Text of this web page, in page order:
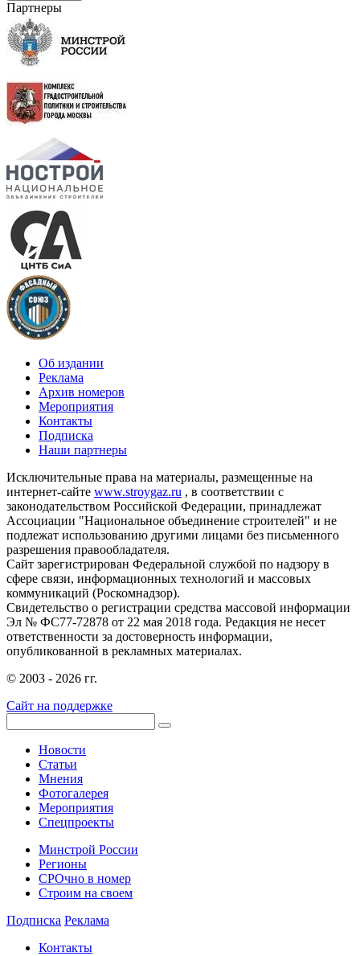
Партнеры
Об издании
Реклама
Архив номеров
Мероприятия
Контакты
Подписка
Наши партнеры
Исключительные права на материалы, размещенные на
интернет-сайте www.stroygaz.ru , в соответствии с
законодательством Российской Федерации, принадлежат
Ассоциации "Национальное объединение строителей" и не
подлежат использованию другими лицами без письменного
разрешения правообладателя.
Сайт зарегистрирован Федеральной службой по надзору в
сфере связи, информационных технологий и массовых
коммуникаций (Роскомнадзор).
Свидетельство о регистрации средства массовой информации
Эл № ФС77-72878 от 22 мая 2018 года. Редакция не несет
ответственности за достоверность информации,
опубликованной в рекламных материалах.
© 2003 - 2026 гг.
Сайт на поддержке
Новости
Статьи
Мнения
Фотогалерея
Мероприятия
Спецпроекты
Минстрой России
Регионы
СРОчно в номер
Строим на своем
Подписка Реклама
Контакты